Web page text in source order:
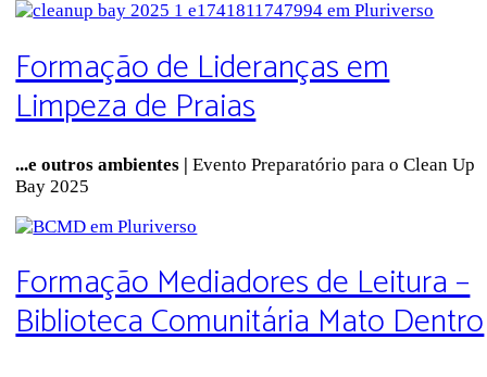
Formação de Lideranças em
Limpeza de Praias
...e outros ambientes | Evento Preparatório para o Clean Up
Bay 2025
Formação Mediadores de Leitura –
Biblioteca Comunitária Mato Dentro